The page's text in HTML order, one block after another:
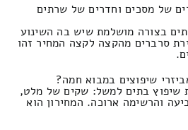
של מסכים וחדרים של שרתים
בצורה מושלמת שיש בה השינוע
סרברים מהקצה לקצה המחיר זהו
שיפוצים במבוא חמה?
שיפוץ בתים למשל: שקים של מלט,
והרשימה ארוכה. המחירון הוא